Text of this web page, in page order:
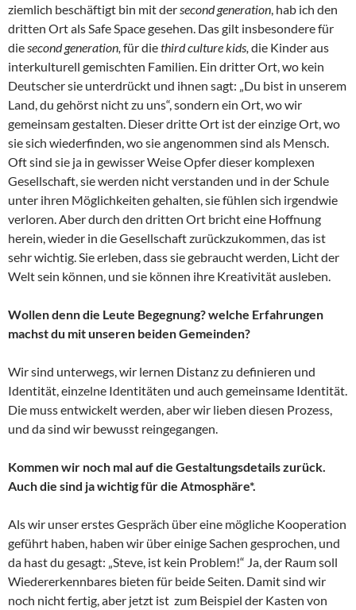
ziemlich beschäftigt bin mit der second generation , hab ich den
dritten Ort als Safe Space gesehen. Das gilt insbesondere für
die second generation, für diethird culture kids, die Kinder aus
interkulturell gemischten Familien. Ein dritter Ort, wo kein
Deutscher sie unterdrückt und ihnen sagt: „Du bist in unserem
Land, du gehörst nicht zu uns“, sondern ein Ort, wo wir
gemeinsam gestalten. Dieser dritte Ort ist der einzige Ort, wo
sie sich wiederfinden, wo sie angenommen sind als Mensch.
Oft sind sie ja in gewisser Weise Opfer dieser komplexen
Gesellschaft, sie werden nicht verstanden und in der Schule
unter ihren Möglichkeiten gehalten, sie fühlen sich irgendwie
verloren. Aber durch den dritten Ort bricht eine Hoffnung
herein, wieder in die Gesellschaft zurückzukommen, das ist
sehr wichtig. Sie erleben, dass sie gebraucht werden, Licht der
Welt sein können, und sie können ihre Kreativität ausleben.
Wollen denn die Leute Begegnung? welche Erfahrungen
machst du mit unseren beiden Gemeinden?
Wir sind unterwegs, wir lernen Distanz zu definieren und
Identität, einzelne Identitäten und auch gemeinsame Identität.
Die muss entwickelt werden, aber wir lieben diesen Prozess,
und da sind wir bewusst reingegangen.
Kommen wir noch mal auf die Gestaltungsdetails zurück.
Auch die sind ja wichtig für die Atmosphäre*.
Als wir unser erstes Gespräch über eine mögliche Kooperation
geführt haben, haben wir über einige Sachen gesprochen, und
da hast du gesagt: „Steve, ist kein Problem!“ Ja, der Raum soll
Wiedererkennbares bieten für beide Seiten. Damit sind wir
noch nicht fertig, aber jetzt ist zum Beispiel der Kasten von